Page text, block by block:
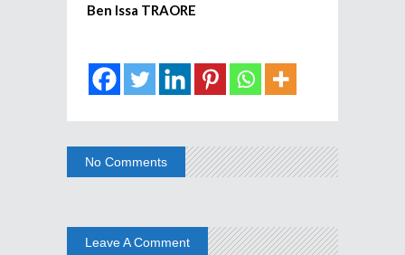
Ben Issa TRAORE
No Comments
Leave A Comment